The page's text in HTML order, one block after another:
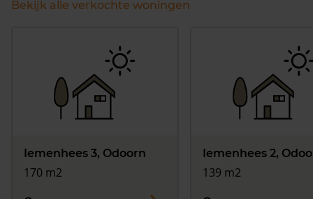
Bekijk alle verkochte woningen
Iemenhees 3, Odoorn
170 m2
Iemenhees 2,
139 m2